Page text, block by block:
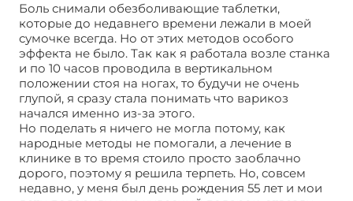
Боль снимали обезболивающие таблетки,
которые до недавнего времени лежали в моей
сумочке всегда. Но от этих методов особого
эффекта не было. Так как я работала возле станка
и по 10 часов проводила в вертикальном
положении стоя на ногах, то будучи не очень
глупой, я сразу стала понимать что варикоз
начался именно из-за этого.
Но поделать я ничего не могла потому, как
народные методы не помогали, а лечение в
клинике в то время стоило просто заоблачно
дорого, поэтому я решила терпеть. Но, совсем
недавно, у меня был день рождения 55 лет и мои